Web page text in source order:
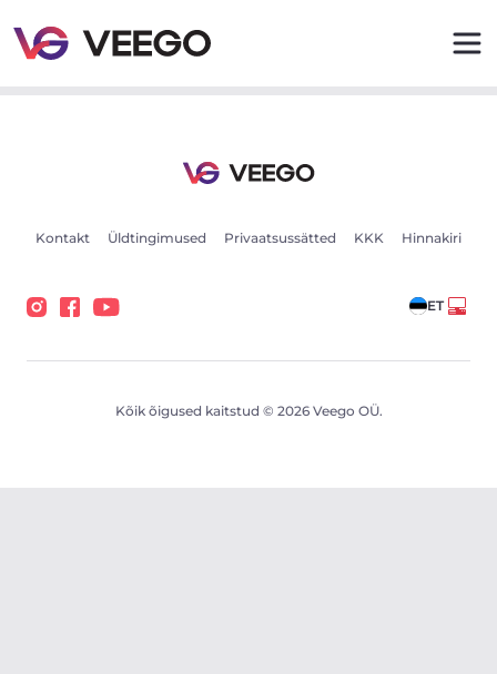
Kontakt Üldtingimused Privaatsussätted KKK Hinnakiri
ET
Kõik õigused kaitstud © 2026 Veego OÜ.